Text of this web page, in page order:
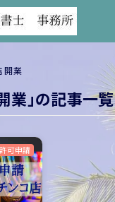
開業
業」の記事一覧
可申請